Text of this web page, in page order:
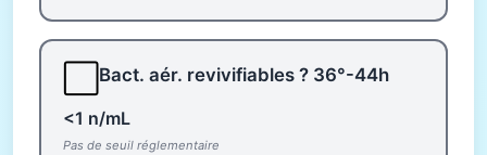
Bact. aér. revivifiables ? 36°-44h
<1 n/mL
Pas de seuil réglementaire